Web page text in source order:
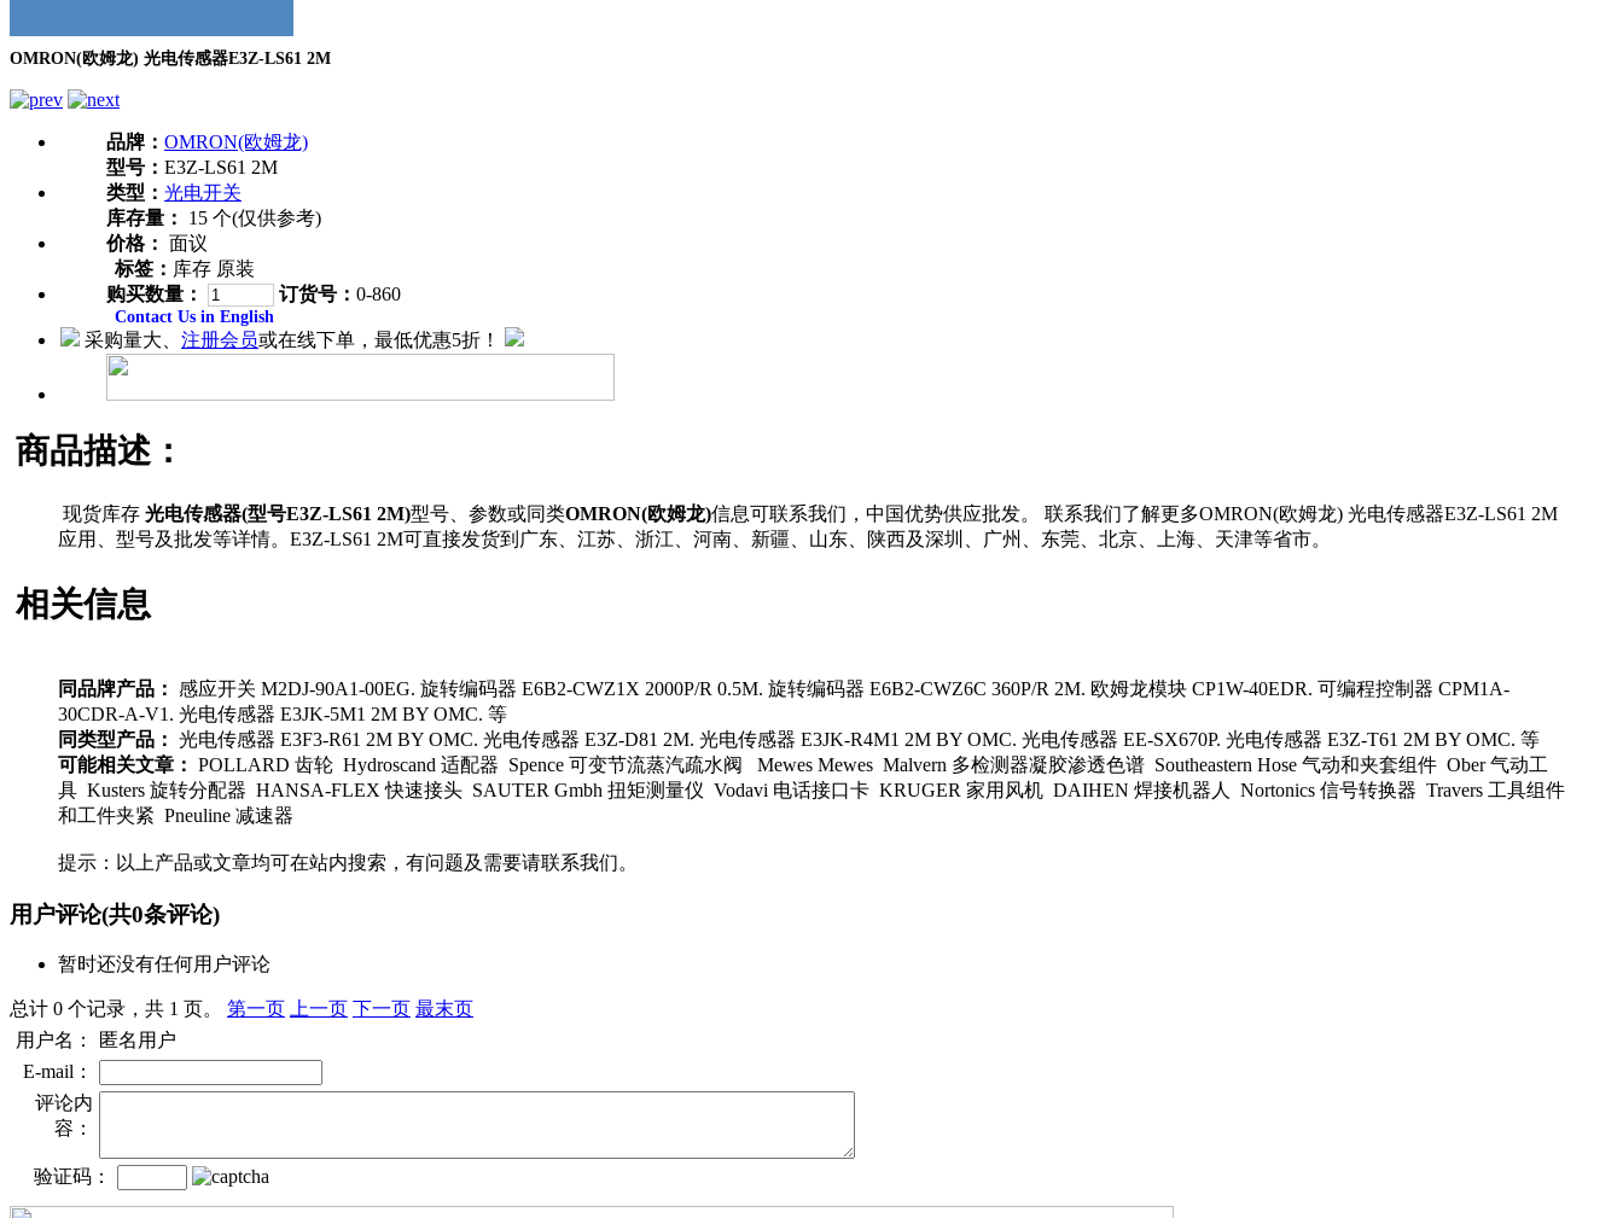
OMRON(欧姆龙) 光电传感器E3Z-LS61 2M
品牌： OMRON(欧姆龙)
型号： E3Z-LS61 2M
类型： 光电开关
库存量：
15 个(仅供参考)
价格： 面议
标签： 库存 原装
购买数量：
订货号： 0-860
Contact Us in English
采购量大、 注册会员或在线下单，最低优惠5折！
商品描述：
现货库存 光电传感器(型号E3Z-LS61 2M)型号、参数或同类OMRON(欧姆龙)信息可联系我们，中国优势供应批发。 联系我们了解更多OMRON(欧姆龙) 光电传感器E3Z-LS61 2M
应用、型号及批发等详情。E3Z-LS61 2M可直接发货到广东、江苏、浙江、河南、新疆、山东、陕西及深圳、广州、东莞、北京、上海、天津等省市。
相关信息
同品牌产品： 感应开关 M2DJ-90A1-00EG. 旋转编码器 E6B2-CWZ1X 2000P/R 0.5M. 旋转编码器 E6B2-CWZ6C 360P/R 2M. 欧姆龙模块 CP1W-40EDR. 可编程控制器 CPM1A-
30CDR-A-V1. 光电传感器 E3JK-5M1 2M BY OMC. 等
同类型产品： 光电传感器 E3F3-R61 2M BY OMC. 光电传感器 E3Z-D81 2M. 光电传感器 E3JK-R4M1 2M BY OMC. 光电传感器 EE-SX670P. 光电传感器 E3Z-T61 2M BY OMC. 等
可能相关文章： POLLARD 齿轮 Hydroscand 适配器 Spence 可变节流蒸汽疏水阀 Mewes Mewes Malvern 多检测器凝胶渗透色谱 Southeastern Hose 气动和夹套组件 Ober 气动工
具 Kusters 旋转分配器 HANSA-FLEX 快速接头 SAUTER Gmbh 扭矩测量仪 Vodavi 电话接口卡 KRUGER 家用风机 DAIHEN 焊接机器人 Nortonics 信号转换器 Travers 工具组件
和工件夹紧 Pneuline 减速器
提示：以上产品或文章均可在站内搜索，有问题及需要请联系我们。
用户评论(共0条评论)
暂时还没有任何用户评论
总计 0 个记录，共 1 页。 第一页 上一页 下一页 最末页
用户名：
匿名用户
E-mail：
评论内
容：
验证码：